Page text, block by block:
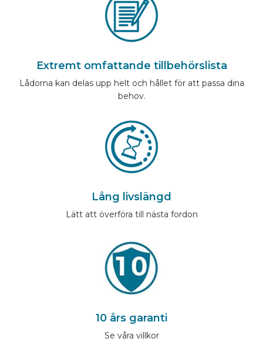
Extremt omfattande tillbehörslista
Lådorna kan delas upp helt och hållet för att passa dina
behov.
Lång livslängd
Lätt att överföra till nästa fordon
10 års garanti
Se våra villkor